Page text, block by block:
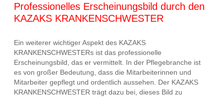
Professionelles Erscheinungsbild durch den
KAZAKS KRANKENSCHWESTER
Ein weiterer wichtiger Aspekt des KAZAKS
KRANKENSCHWESTERs ist das professionelle
Erscheinungsbild, das er vermittelt. In der Pflegebranche ist
es von großer Bedeutung, dass die Mitarbeiterinnen und
Mitarbeiter gepflegt und ordentlich aussehen. Der KAZAKS
KRANKENSCHWESTER trägt dazu bei, dieses Bild zu